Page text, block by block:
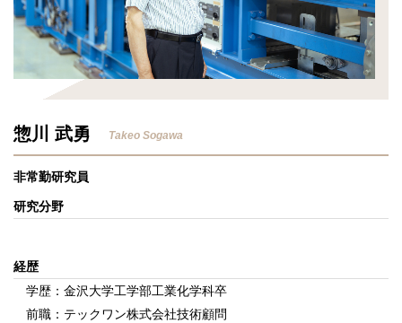
惣川 武勇 Takeo Sogawa
非常勤研究員
研究分野
経歴
学歴：金沢大学工学部工業化学科卒
前職：テックワン株式会社技術顧問